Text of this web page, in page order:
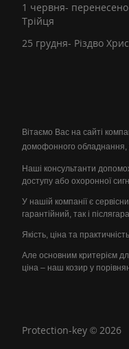
1 червня-
Трійця
25 грудня- Різдво
Вітаємо Вас на сайті
домофонного обладнання,
Наші консультанти
доступу або охоронної
У нашій компанії є
гарантійний, так і
Якість, ціна та
Але основним критерієм
ціна – наш козир у
Protection-key © 2026